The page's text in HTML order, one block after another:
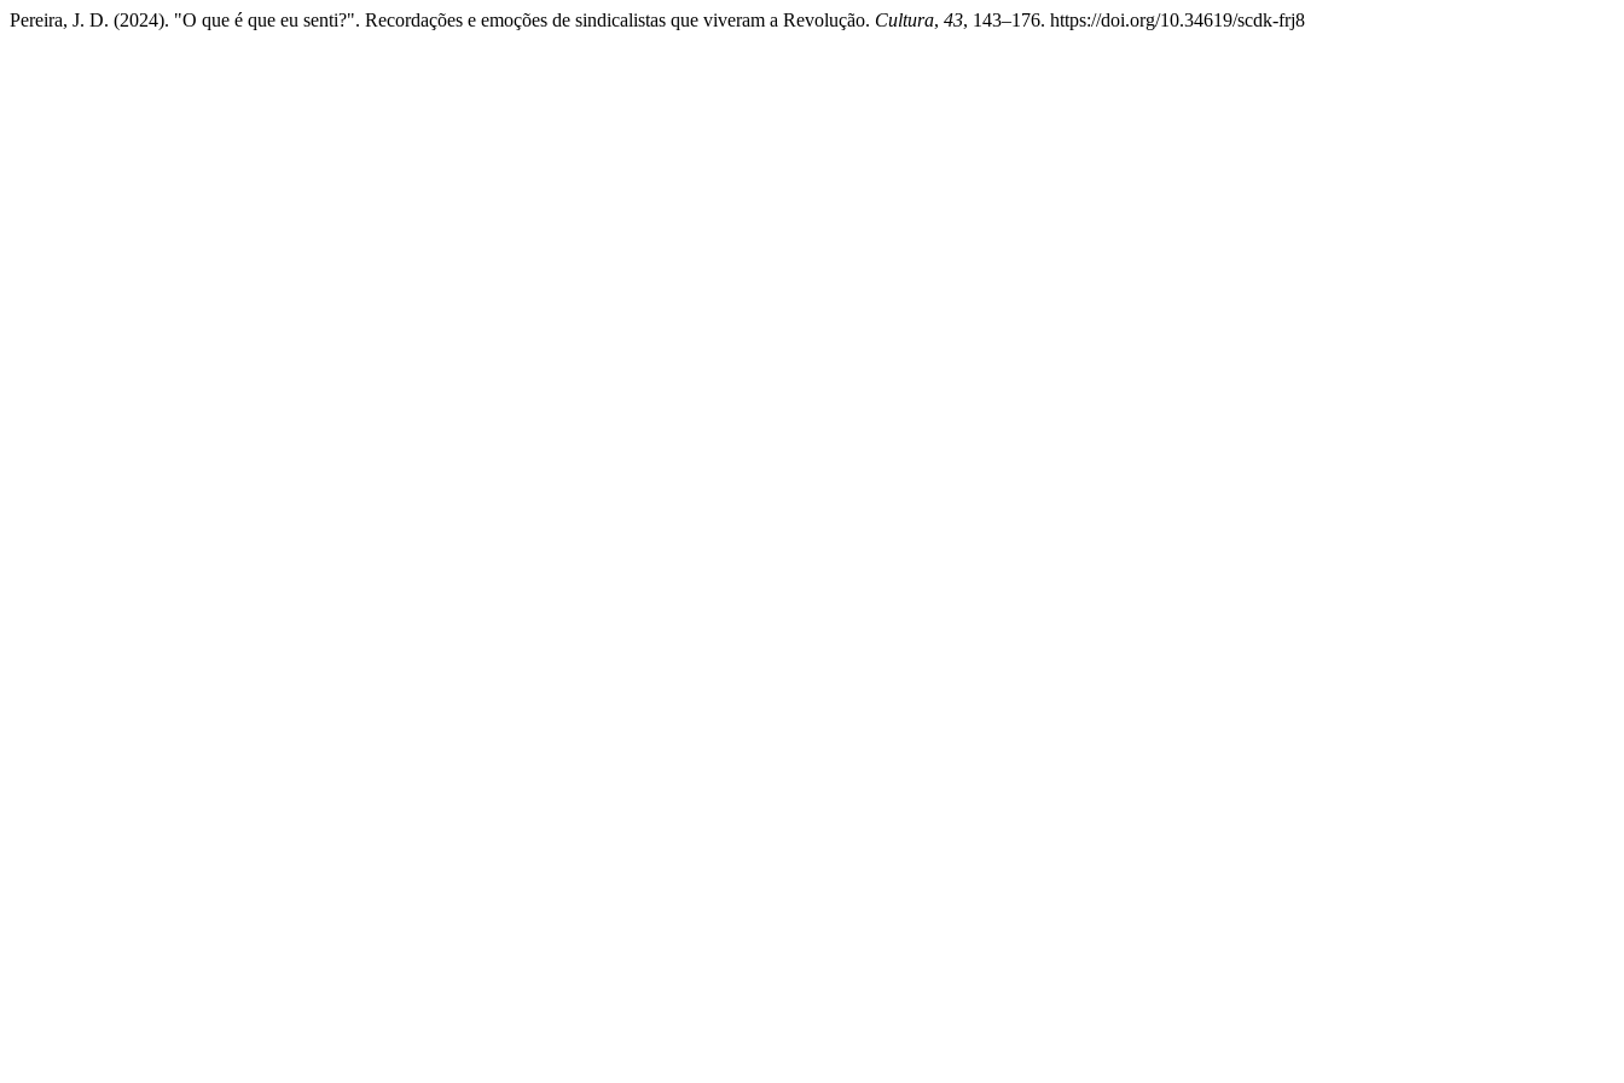
Pereira, J. D. (2024). "O que é que eu senti?". Recordações e emoções de sindicalistas que viveram a Revolução. Cultura, 43, 143–176. https://doi.org/10.34619/scdk-frj8